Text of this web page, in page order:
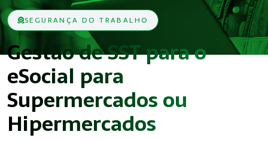
SEGURANÇA DO TRABALHO
Gestão de SST para o
eSocial para
Supermercados ou
Hipermercados